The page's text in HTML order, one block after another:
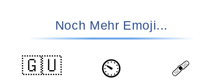
Noch Mehr Emoji...
🇬🇺 ⏲️ 🩹